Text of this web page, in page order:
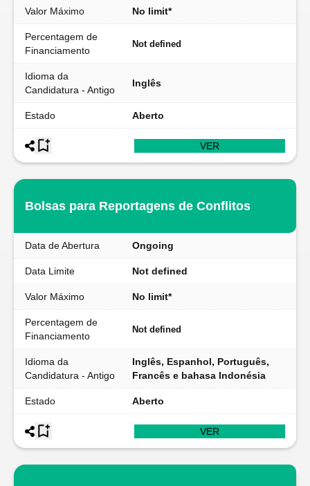
Valor Máximo No limit*
Percentagem de
Financiamento
Not defined
Idioma da
Candidatura - Antigo
Inglês
Estado Aberto
VER
Bolsas para Reportagens de Conflitos
Data de Abertura Ongoing
Data Limite Not defined
Valor Máximo No limit*
Percentagem de
Financiamento
Not defined
Idioma da
Candidatura - Antigo
Inglês, Espanhol, Português,
Francês e bahasa Indonésia
Estado Aberto
VER